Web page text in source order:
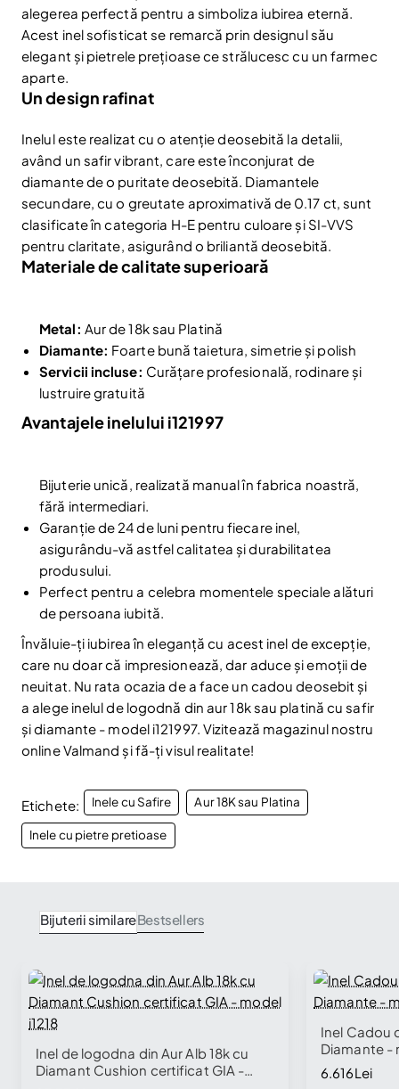
Reduceri și noutăți doar pentru abonați
Fii la curent cu noutățile și promoțiile abonându-te
la newsletter-ul nostru.
Am citit și sunt de acord cu
Nu mai afișa.
alegerea perfectă pentru a simboliza iubirea eternă.
Acest inel sofisticat se remarcă prin designul său
elegant și pietrele prețioase ce strălucesc cu un farmec
aparte.
Un design rafinat
Inelul este realizat cu o atenție deosebită la detalii,
având un safir vibrant, care este înconjurat de
diamante de o puritate deosebită. Diamantele
secundare, cu o greutate aproximativă de 0.17 ct, sunt
clasificate în categoria H-E pentru culoare și SI-VVS
pentru claritate, asigurând o briliantă deosebită.
Materiale de calitate superioară
Metal: Aur de 18k sau Platină
Diamante: Foarte bună taietura, simetrie și polish
Servicii incluse: Curățare profesională, rodinare și
lustruire gratuită
Avantajele inelului i121997
Bijuterie unică, realizată manual în fabrica noastră,
fără intermediari.
Garanție de 24 de luni pentru fiecare inel,
asigurându-vă astfel calitatea și durabilitatea
produsului.
Perfect pentru a celebra momentele speciale alături
de persoana iubită.
Învăluie-ți iubirea în eleganță cu acest inel de excepție,
care nu doar că impresionează, dar aduce și emoții de
neuitat. Nu rata ocazia de a face un cadou deosebit și
a alege inelul de logodnă din aur 18k sau platină cu safir
și diamante - model i121997. Vizitează magazinul nostru
online Valmand și fă-ți visul realitate!
Etichete: Inele cu Safire Aur 18K sau Platina
Inele cu pietre pretioase
Bijuterii similareBestsellers
Inel de logodna din Aur Alb 18k cu
Diamant Cushion certificat GIA -
Inel Cadou
Diamante -
6.616Lei